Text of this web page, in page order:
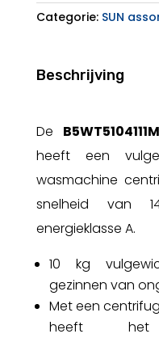
Categorie: SUN
Beschrijving
De B5WT5104111M
heeft een
wasmachine
snelheid van
energieklasse A.
10 kg
gezinnen van
Met een
heeft